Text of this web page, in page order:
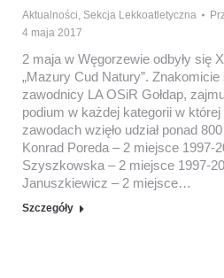
Aktualności, Sekcja Lekkoatletyczna
4 maja 2017
2 maja w Węgorzewie odbyły się
„Mazury Cud Natury”.
zawodnicy LA OSiR Gołdap,
podium w każdej kategorii w
zawodach wzięło udział ponad
Konrad Poreda – 2 miejsce 1997-
Szyszkowska – 2 miejsce 1997-
Januszkiewicz – 2 miejsce…
Szczegóły